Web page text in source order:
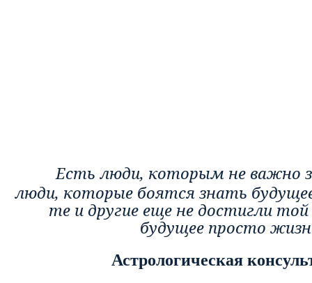
Есть люди, которым не важно
люди, которые боятся знать
те и другие еще не достигли
будущее просто
Астрологическая